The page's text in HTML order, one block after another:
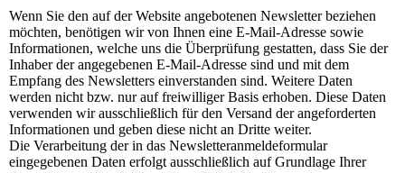
Wenn Sie den auf der Website angebotenen Newsletter beziehen
möchten, benötigen wir von Ihnen eine E-Mail-Adresse sowie
Informationen, welche uns die Überprüfung gestatten, dass Sie der
Inhaber der angegebenen E-Mail-Adresse sind und mit dem
Empfang des Newsletters einverstanden sind. Weitere Daten
werden nicht bzw. nur auf freiwilliger Basis erhoben. Diese Daten
verwenden wir ausschließlich für den Versand der angeforderten
Informationen und geben diese nicht an Dritte weiter.
Die Verarbeitung der in das Newsletteranmeldeformular
eingegebenen Daten erfolgt ausschließlich auf Grundlage Ihrer